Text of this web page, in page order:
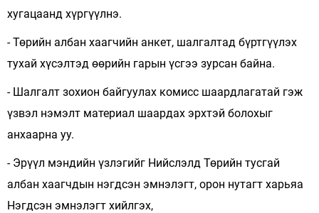
хугацаанд хүргүүлнэ.
- Төрийн албан хаагчийн анкет, шалгалтад бүртгүүлэх
тухай хүсэлтэд өөрийн гарын үсгээ зурсан байна.
- Шалгалт зохион байгуулах комисс шаардлагатай гэж
үзвэл нэмэлт материал шаардах эрхтэй болохыг
анхаарна уу.
- Эрүүл мэндийн үзлэгийг Нийслэлд Төрийн тусгай
албан хаагчдын нэгдсэн эмнэлэгт, орон нутагт харьяа
Нэгдсэн эмнэлэгт хийлгэх,